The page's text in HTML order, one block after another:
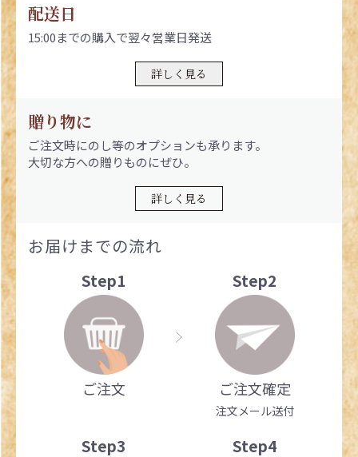
配送日
15:00までの購入で翌々営業日発送
詳しく見る
贈り物に
ご注文時にのし等のオプションも承ります。
大切な方への贈りものにぜひ。
詳しく見る
お届けまでの流れ
Step1
ご注文
Step2
ご注文確定
注文メール送付
Step3 Step4